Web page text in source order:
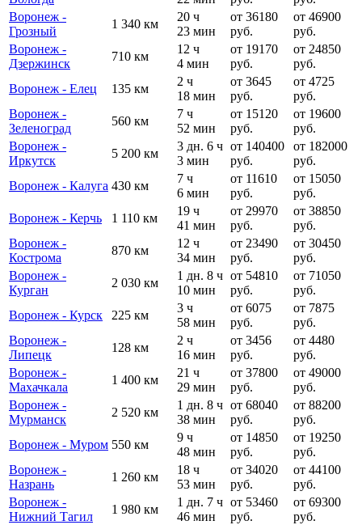
Воронеж -
Грозный
1 340 км
20 ч
23 мин
от 36180
руб.
от 46900
руб.
Воронеж -
Дзержинск
710 км
12 ч
4 мин
от 19170
руб.
от 24850
руб.
Воронеж - Елец
135 км
2 ч
18 мин
от 3645
руб.
от 4725
руб.
Воронеж -
Зеленоград
560 км
7 ч
52 мин
от 15120
руб.
от 19600
руб.
Воронеж -
Иркутск
5 200 км
3 дн. 6 ч
3 мин
от 140400
руб.
от 182000
руб.
Воронеж - Калуга 430 км
7 ч
6 мин
от 11610
руб.
от 15050
руб.
Воронеж - Керчь
1 110 км
19 ч
41 мин
от 29970
руб.
от 38850
руб.
Воронеж -
Кострома
870 км
12 ч
34 мин
от 23490
руб.
от 30450
руб.
Воронеж -
Курган
2 030 км
1 дн. 8 ч
10 мин
от 54810
руб.
от 71050
руб.
Воронеж - Курск
225 км
3 ч
58 мин
от 6075
руб.
от 7875
руб.
Воронеж -
Липецк
128 км
2 ч
16 мин
от 3456
руб.
от 4480
руб.
Воронеж -
Махачкала
1 400 км
21 ч
29 мин
от 37800
руб.
от 49000
руб.
Воронеж -
Мурманск
2 520 км
1 дн. 8 ч
38 мин
от 68040
руб.
от 88200
руб.
Воронеж - Муром 550 км
9 ч
48 мин
от 14850
руб.
от 19250
руб.
Воронеж -
Назрань
1 260 км
18 ч
53 мин
от 34020
руб.
от 44100
руб.
Воронеж -
Нижний Тагил
1 980 км
1 дн. 7 ч
46 мин
от 53460
руб.
от 69300
руб.